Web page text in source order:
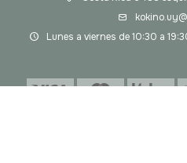
Lunes a viernes de 10:30 a